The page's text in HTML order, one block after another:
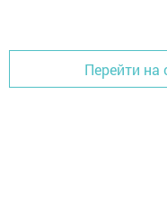
Перейти на